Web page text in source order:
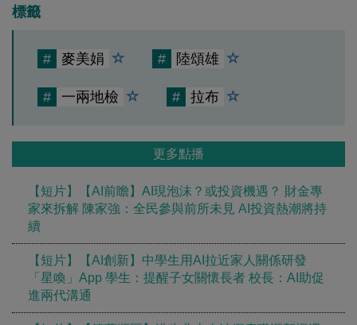
標籤
# 麥美娟 # 陸頌雄
# 一兩地檢 # 拉布
更多點播
【短片】【AI前瞻】AI現泡沫？或投資機遇？ 財金專
家來拆解 陳家強：全民參與前所未見 AI投資熱潮將持
續
【短片】【AI創新】中學生用AI拉近家人關係研發
「星喚」App 學生：提醒子女關懷長者 校長：AI助促
進兩代溝通